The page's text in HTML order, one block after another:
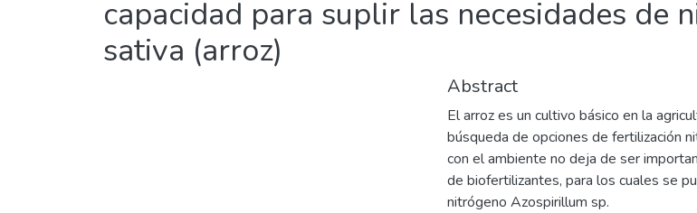
capacidad para suplir las necesidades de
sativa (arroz)
Abstract
El arroz es un cultivo básico en la
búsqueda de opciones de fertilización
con el ambiente no deja de ser
de biofertilizantes, para los cuales se
nitrógeno Azospirillum sp.